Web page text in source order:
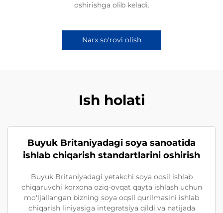
oshirishga olib keladi.
Narx so'rovi olish
Ish holati
Buyuk Britaniyadagi soya sanoatida
ishlab chiqarish standartlarini oshirish
Buyuk Britaniyadagi yetakchi soya oqsil ishlab
chiqaruvchi korxona oziq-ovqat qayta ishlash uchun
mo'ljallangan bizning soya oqsil qurilmasini ishlab
chiqarish liniyasiga integratsiya qildi va natijada